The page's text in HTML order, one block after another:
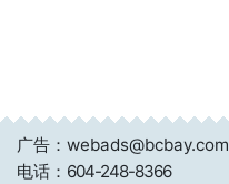
广告：webads@bcbay.com
电话： 604-248-8366